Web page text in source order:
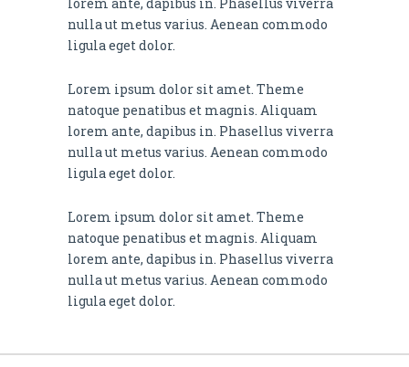
nulla ut metus varius. Aenean commodo
ligula eget dolor.
Lorem ipsum dolor sit amet. Theme
natoque penatibus et magnis. Aliquam
lorem ante, dapibus in. Phasellus viverra
nulla ut metus varius. Aenean commodo
ligula eget dolor.
Lorem ipsum dolor sit amet. Theme
natoque penatibus et magnis. Aliquam
lorem ante, dapibus in. Phasellus viverra
nulla ut metus varius. Aenean commodo
ligula eget dolor.